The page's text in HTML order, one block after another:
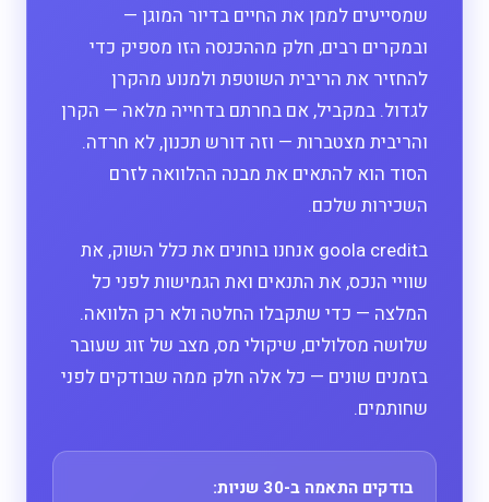
שמסייעים לממן את החיים בדיור המוגן —
ובמקרים רבים, חלק מההכנסה הזו מספיק כדי
להחזיר את הריבית השוטפת ולמנוע מהקרן
לגדול. במקביל, אם בחרתם בדחייה מלאה — הקרן
והריבית מצטברות — וזה דורש תכנון, לא חרדה.
הסוד הוא להתאים את מבנה ההלוואה לזרם
השכירות שלכם.
בgoola credit אנחנו בוחנים את כלל השוק, את
שוויי הנכס, את התנאים ואת הגמישות לפני כל
המלצה — כדי שתקבלו החלטה ולא רק הלוואה.
שלושה מסלולים, שיקולי מס, מצב של זוג שעובר
בזמנים שונים — כל אלה חלק ממה שבודקים לפני
שחותמים.
בודקים התאמה ב-30 שניות: